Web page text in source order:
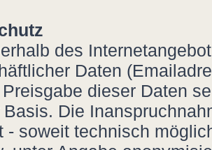
des
Daten
dieser Daten
Die
- soweit technisch